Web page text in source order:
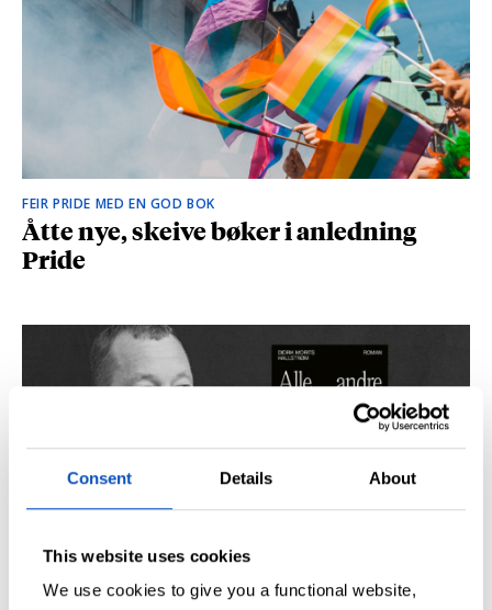
Consent Details About
This website uses cookies
We use cookies to give you a functional website,
FEIR PRIDE MED EN GOD BOK
Åtte nye, skeive bøker i anledning
Pride
SÅ DU NRK-DOKUMENTAREN «AGENTEN»?
Didrik M. Hallstrøm: – Alt det med CIA